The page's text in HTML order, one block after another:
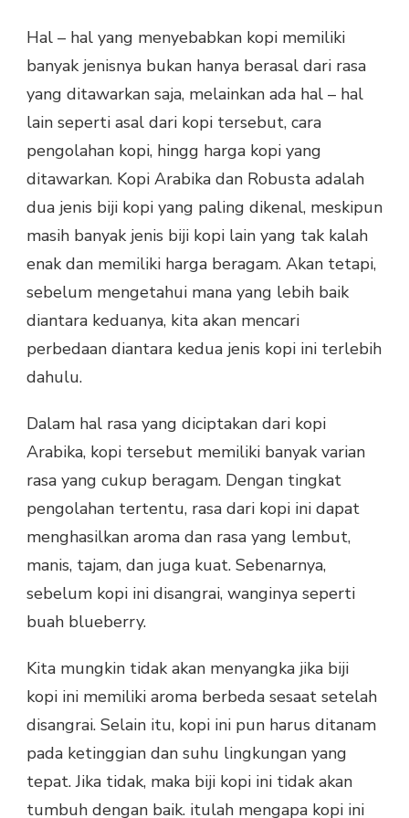
Hal – hal yang menyebabkan kopi memiliki
banyak jenisnya bukan hanya berasal dari rasa
yang ditawarkan saja, melainkan ada hal – hal
lain seperti asal dari kopi tersebut, cara
pengolahan kopi, hingg harga kopi yang
ditawarkan. Kopi Arabika dan Robusta adalah
dua jenis biji kopi yang paling dikenal, meskipun
masih banyak jenis biji kopi lain yang tak kalah
enak dan memiliki harga beragam. Akan tetapi,
sebelum mengetahui mana yang lebih baik
diantara keduanya, kita akan mencari
perbedaan diantara kedua jenis kopi ini terlebih
dahulu.
Dalam hal rasa yang diciptakan dari kopi
Arabika, kopi tersebut memiliki banyak varian
rasa yang cukup beragam. Dengan tingkat
pengolahan tertentu, rasa dari kopi ini dapat
menghasilkan aroma dan rasa yang lembut,
manis, tajam, dan juga kuat. Sebenarnya,
sebelum kopi ini disangrai, wanginya seperti
buah blueberry.
Kita mungkin tidak akan menyangka jika biji
kopi ini memiliki aroma berbeda sesaat setelah
disangrai. Selain itu, kopi ini pun harus ditanam
pada ketinggian dan suhu lingkungan yang
tepat. Jika tidak, maka biji kopi ini tidak akan
tumbuh dengan baik. itulah mengapa kopi ini